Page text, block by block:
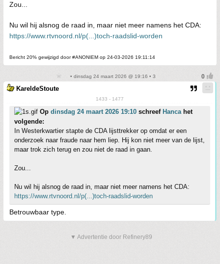
Zou...
Nu wil hij alsnog de raad in, maar niet meer namens het CDA:
https://www.rtvnoord.nl/p(...)toch-raadslid-worden
Bericht 20% gewijzigd door #ANONIEM op 24-03-2026 19:11:14
• dinsdag 24 maart 2026 @ 19:16 • 3
KareldeStoute
1433 - 1477
Op dinsdag 24 maart 2026 19:10 schreef Hancahet
volgende:
In Westerkwartier stapte de CDA lijsttrekker op omdat er een
onderzoek naar fraude naar hem liep. Hij kon niet meer van de lijst,
maar trok zich terug en zou niet de raad in gaan.
Zou...
Nu wil hij alsnog de raad in, maar niet meer namens het CDA:
https://www.rtvnoord.nl/p(...)toch-raadslid-worden
Betrouwbaar type.
▼ Advertentie door Refinery89